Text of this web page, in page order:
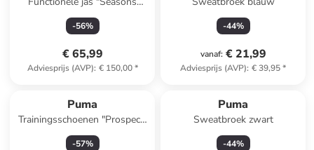
LTWT" oranje
-56%
€ 65,99
Adviesprijs (AVP): € 150,00*
-44%
vanaf: € 21,99
Adviesprijs (AVP): € 39,95*
Puma
Trainingsschoenen "Prospect"
kaki
-57%
Puma
Sweatbroek zwart
-44%